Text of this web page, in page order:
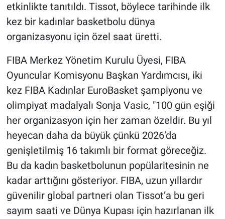
etkinlikte tanıtıldı. Tissot, böylece tarihinde ilk
kez bir kadınlar basketbolu dünya
organizasyonu için özel saat üretti.
FIBA Merkez Yönetim Kurulu Üyesi, FIBA
Oyuncular Komisyonu Başkan Yardımcısı, iki
kez FIBA Kadınlar EuroBasket şampiyonu ve
olimpiyat madalyalı Sonja Vasic, "100 gün eşiği
her organizasyon için her zaman özeldir. Bu yıl
heyecan daha da büyük çünkü 2026’da
genişletilmiş 16 takımlı bir format göreceğiz.
Bu da kadın basketbolunun popülaritesinin ne
kadar arttığını gösteriyor. FIBA, uzun yıllardır
güvenilir global partneri olan Tissot’a bu geri
sayım saati ve Dünya Kupası için hazırlanan ilk